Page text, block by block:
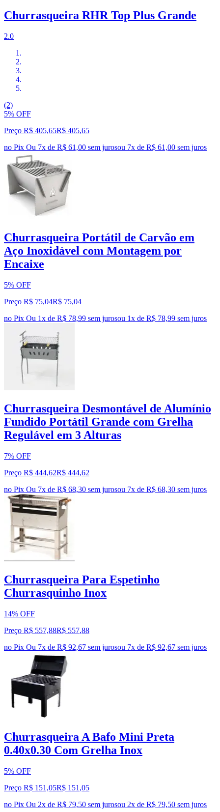
Churrasqueira RHR Top Plus Grande
2.0
(2)
5% OFF
Preço R$ 405,65R$ 405,65
no Pix Ou 7x de R$ 61,00 sem jurosou 7x de R$ 61,00 sem juros
Churrasqueira Portátil de Carvão em
Aço Inoxidável com Montagem por
Encaixe
5% OFF
Preço R$ 75,04R$ 75,04
no Pix Ou 1x de R$ 78,99 sem jurosou 1x de R$ 78,99 sem juros
Churrasqueira Desmontável de Alumínio
Fundido Portátil Grande com Grelha
Regulável em 3 Alturas
7% OFF
Preço R$ 444,62R$ 444,62
no Pix Ou 7x de R$ 68,30 sem jurosou 7x de R$ 68,30 sem juros
Churrasqueira Para Espetinho
Churrasquinho Inox
14% OFF
Preço R$ 557,88R$ 557,88
no Pix Ou 7x de R$ 92,67 sem jurosou 7x de R$ 92,67 sem juros
Churrasqueira A Bafo Mini Preta
0.40x0.30 Com Grelha Inox
5% OFF
Preço R$ 151,05R$ 151 ,05
no Pix Ou 2x de R$ 79,50 sem jurosou 2x de R$ 79,50 sem juros